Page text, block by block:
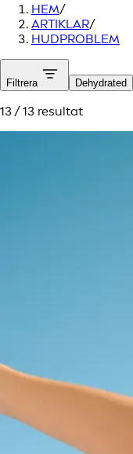
HEM/
ARTIKLAR/
HUDPROBLEM
Filtrera Dehydrated
13 / 13 resultat